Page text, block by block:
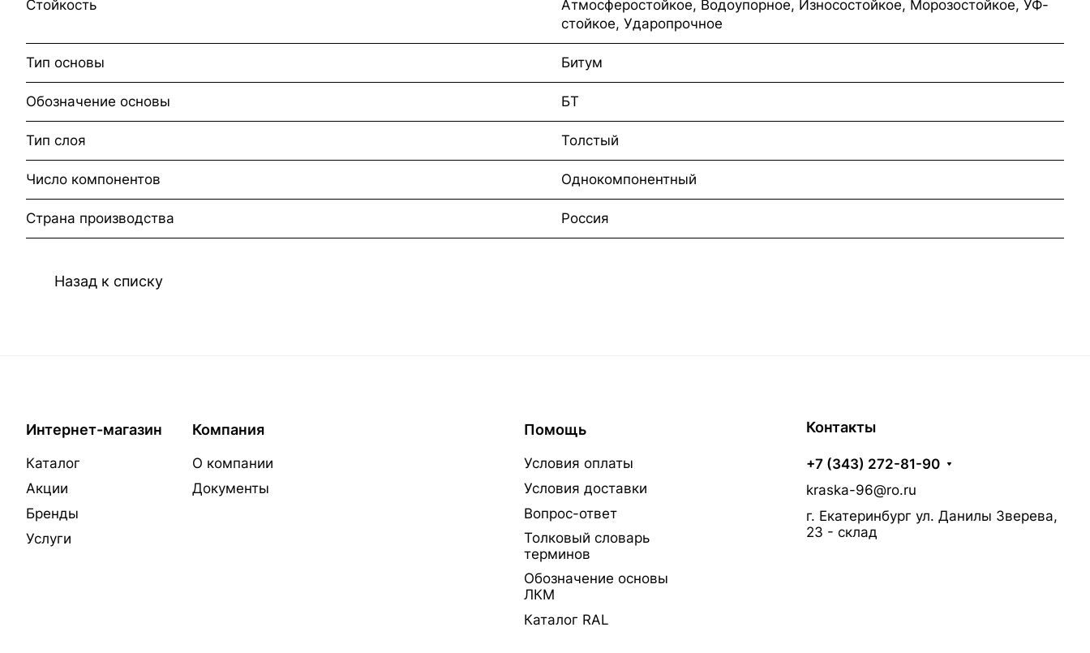
Стойкость
Атмосферостойкое, Водоупорное, Износостойкое, Морозостойкое, УФ-
стойкое, Ударопрочное
Тип основы Битум
Обозначение основы БТ
Тип слоя Толстый
Число компонентов Однокомпонентный
Страна производства Россия
Назад к списку
Интернет-магазин
Каталог
Акции
Бренды
Услуги
Компания
О компании
Документы
Помощь
Условия оплаты
Условия доставки
Вопрос-ответ
Толковый словарь
терминов
Обозначение основы
ЛКМ
Каталог RAL
Контакты
+7 (343) 272-81-90
kraska-96@ro.ru
г. Екатеринбург ул. Данилы Зверева,
23 - склад